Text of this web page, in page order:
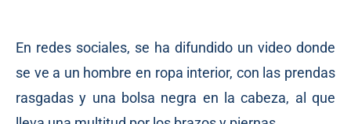
En redes sociales, se ha difundido un video donde
se ve a un hombre en ropa interior, con las prendas
rasgadas y una bolsa negra en la cabeza, al que